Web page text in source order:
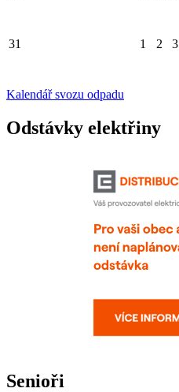
31 1 2 3
Kalendář svozu odpadu
Odstávky elektřiny
Senioři